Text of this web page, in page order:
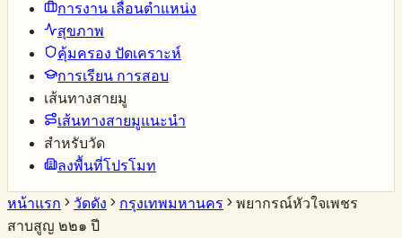
การงาน เลื่อนตำแหน่ง
สุขภาพ
คุ้มครอง ปัดเคราะห์
การเรียน การสอบ
เส้นทางสายมู
เส้นทางสายมูแนะนำ
สำหรับวัด
ลงพื้นที่โปรโมท
หน้าแรก วัดดัง กรุงเทพมหานคร
พยากรณ์หัวใจเพชร
สาบสูญ ๒๒๑ ปี